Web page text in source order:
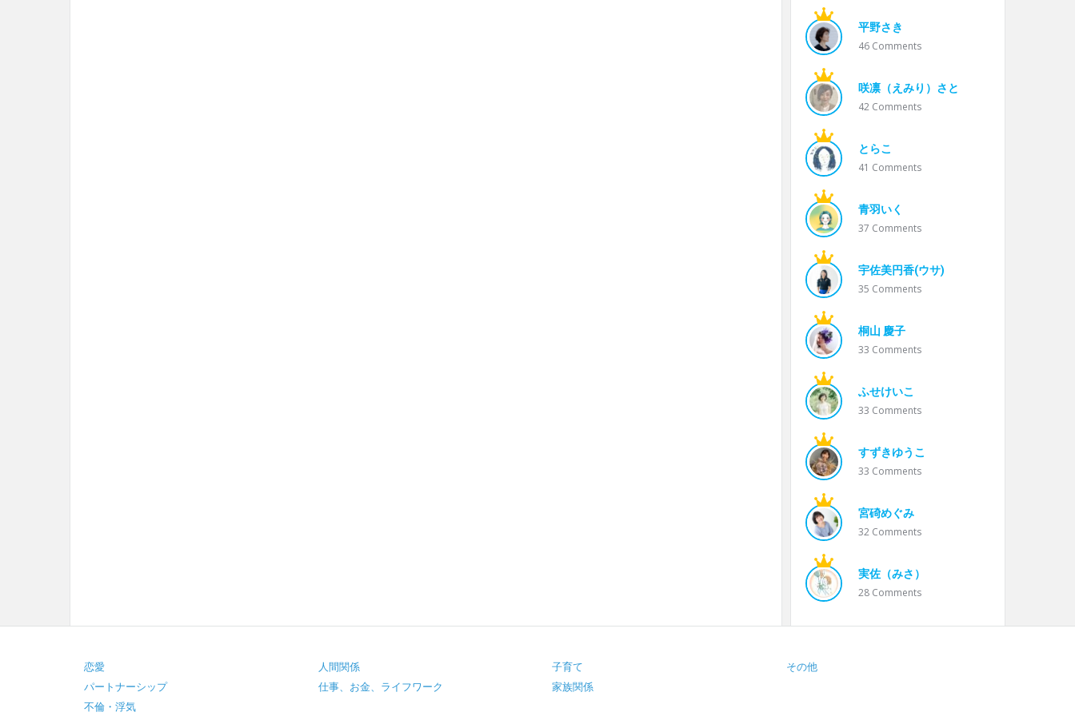
平野さき
46 Comments
咲凛（えみり）さと
42 Comments
とらこ
41 Comments
青羽いく
37 Comments
宇佐美円香(ウサ)
35 Comments
桐山 慶子
33 Comments
ふせけいこ
33 Comments
すずきゆうこ
33 Comments
宮碕めぐみ
32 Comments
実佐（みさ）
28 Comments
Footer
恋愛
パートナーシップ
不倫・浮気
人間関係
仕事、お金、ライフワーク
子育て
家族関係
その他